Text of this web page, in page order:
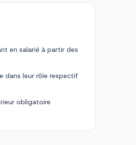
en salarié à partir des
dans leur rôle respectif
obligatoire